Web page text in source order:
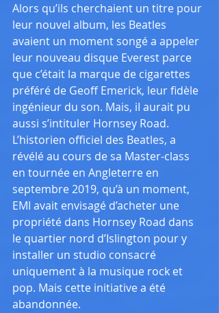
Alors qu’ils cherchaient un titre pour
leur nouvel album, les Beatles
avaient un moment songé a appeler
leur nouveau disque Everest parce
que c’était la marque de cigarettes
préféré de Geoff Emerick, leur fidèle
ingénieur du son. Mais, iI aurait pu
aussi s’intituler Hornsey Road.
L’historien officiel des Beatles, a
révélé au cours de sa Master-class
en tournée en Angleterre en
septembre 2019, qu’à un moment,
EMI avait envisagé d’acheter une
propriété dans Hornsey Road dans
le quartier nord d’Islington pour y
installer un studio consacré
uniquement à la musique rock et
pop. Mais cette initiative a été
abandonnée.